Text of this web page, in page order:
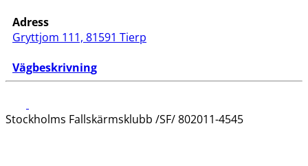
Adress
Gryttjom 111, 81591 Tierp
Vägbeskrivning
Stockholms Fallskärmsklubb /SF/ 802011-4545